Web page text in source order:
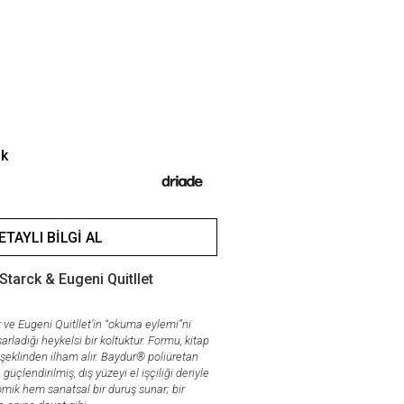
BILGI AL
& Eugeni Quitllet
Eugeni Quitllet’in “okuma eylemi”ni
heykelsi bir koltuktur. Formu, kitap
ilham alır. Baydur® poliüretan
dış yüzeyi el işçiliği deriyle
hem sanatsal bir duruş sunar; bir